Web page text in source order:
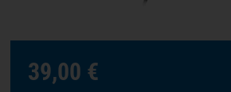
39,00 €